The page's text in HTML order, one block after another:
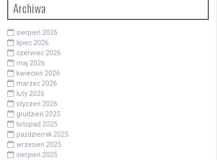
Archiwa
sierpień 2026
lipiec 2026
czerwiec 2026
maj 2026
kwiecień 2026
marzec 2026
luty 2026
styczeń 2026
grudzień 2025
listopad 2025
październik 2025
wrzesień 2025
sierpień 2025